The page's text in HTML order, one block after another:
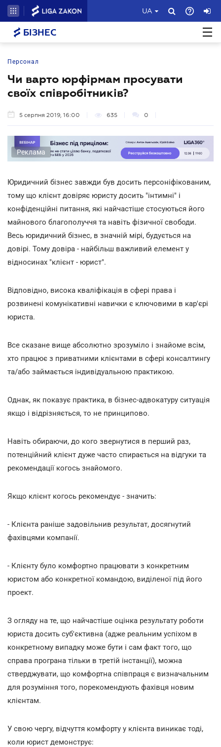
UA
БІЗНЕС
Персонал
Чи варто юрфірмам просувати
своїх співробітників?
5 серпня 2019, 16:00 635 0
Реклама
Юридичний бізнес завжди був досить персоніфікованим,
тому що клієнт довіряє юристу досить "інтимні" і
конфіденційні питання, які найчастіше стосуються його
майнового благополуччя та навіть фізичної свободи.
Весь юридичний бізнес, в значній мірі, будується на
довірі. Тому довіра - найбільш важливий елемент у
відносинах "клієнт - юрист".
Відповідно, висока кваліфікація в сфері права і
розвинені комунікативні навички є ключовими в кар'єрі
юриста.
Все сказане вище абсолютно зрозуміло і знайоме всім,
хто працює з приватними клієнтами в сфері консалтингу
та/або займається індивідуальною практикою.
Однак, як показує практика, в бізнес-адвокатуру ситуація
якщо і відрізняється, то не принципово.
Навіть обираючи, до кого звернутися в перший раз,
потенційний клієнт дуже часто спирається на відгуки та
рекомендації когось знайомого.
Якщо клієнт когось рекомендує - значить:
- Клієнта раніше задовільнив результат, досягнутий
фахівцями компанії.
- Клієнту було комфортно працювати з конкретним
юристом або конкретної командою, виділеної під його
проект.
З огляду на те, що найчастіше оцінка результату роботи
юриста досить суб'єктивна (адже реальним успіхом в
конкретному випадку може бути і сам факт того, що
справа програна тільки в третій інстанції), можна
стверджувати, що комфортна співпраця є визначальним
для розуміння того, порекомендують фахівця новим
клієнтам.
У свою чергу, відчуття комфорту у клієнта виникає тоді,
коли юрист демонструє: